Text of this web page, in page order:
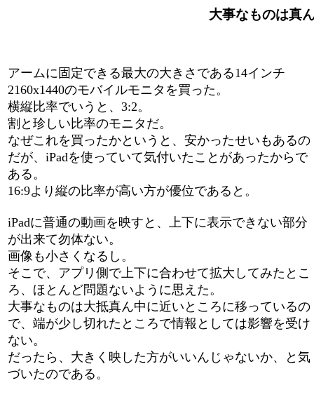
大事なものは真
アームに固定できる最大の大きさである14インチ
2160x1440のモバイルモニタを買った。
横縦比率でいうと、3:2。
割と珍しい比率のモニタだ。
なぜこれを買ったかというと、安かったせいもあるの
だが、iPadを使っていて気付いたことがあったからで
ある。
16:9より縦の比率が高い方が優位であると。
iPadに普通の動画を映すと、上下に表示できない部分
が出来て勿体ない。
画像も小さくなるし。
そこで、アプリ側で上下に合わせて拡大してみたとこ
ろ、ほとんど問題ないように思えた。
大事なものは大抵真ん中に近いところに移っているの
で、端が少し切れたところで情報としては影響を受け
ない。
だったら、大きく映した方がいいんじゃないか、と気
づいたのである。